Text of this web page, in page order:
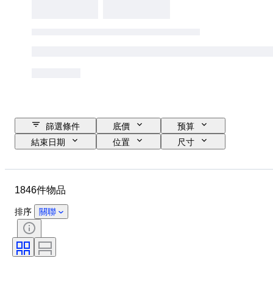
篩選條件 底價
预算
結束日期
位置
尺寸
狀態
標題
顏色
自鳴鐘
錶殼直徑
1846件物品
排序 關聯